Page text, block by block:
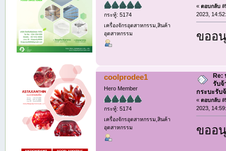
กระทู้: 5174
เครื่องจักรอุตสาหกรรม,สินค้า
อุตสาหกรรม
«ตอบกลับ
2023,
ขออ
coolprodee1
Hero Member
กระทู้: 5174
เครื่องจักรอุตสาหกรรม,สินค้า
อุตสาหกรรม
Re:
รับจ้
กระบะรับ
«ตอบกลับ
2023,
ขออ